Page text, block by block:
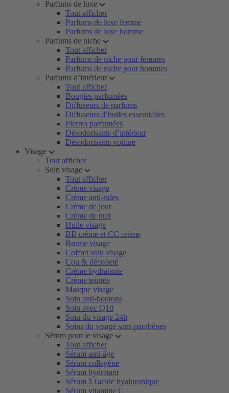
Parfums de luxe
Tout afficher
Parfums de luxe femme
Parfums de luxe homme
Parfums de niche
Tout afficher
Parfums de niche pour femmes
Parfums de niche pour hommes
Parfums d’intérieur
Tout afficher
Bougies parfumées
Diffuseurs de parfums
Diffuseurs d’huiles essentielles
Pierres parfumées
Désodorisants d’intérieur
Désodorisants voiture
Visage
Tout afficher
Soin visage
Tout afficher
Crème visage
Crème anti-rides
Crème de jour
Crème de nuit
Huile visage
BB crème et CC crème
Brume visage
Coffret soin visage
Cou & décolleté
Crème hydratante
Crème teintée
Masque visage
Soin anti-boutons
Soin avec Q10
Soin du visage 24h
Soins du visage sans parabènes
Sérum pour le visage
Tout afficher
Sérum anti-âge
Sérum collagène
Sérum hydratant
Sérum à l'acide hyaluronique
Sérum vitamine C